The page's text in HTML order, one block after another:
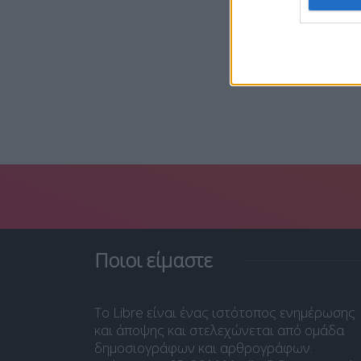
Ποιοι είμαστε
Το Libre είναι ένας ιστότοπος ενημέρωσης
και άποψης και στελεχώνεται από ομάδα
δημοσιογράφων και αρθρογράφων.